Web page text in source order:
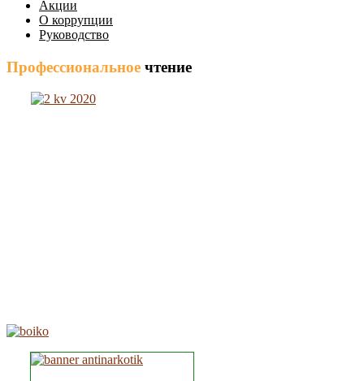
Акции
О коррупции
Руководство
Профессиональное чтение